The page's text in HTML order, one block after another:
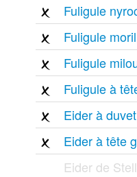
Fuligule
Fuligule
Fuligule
Fuligule à
Eider à duvet
Eider à tête
Eider de